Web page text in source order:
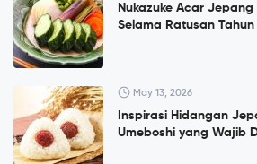
Nukazuke Acar
Selama Ratusan Tahun
May 13, 2026
Inspirasi Hidangan
Umeboshi yang Wajib